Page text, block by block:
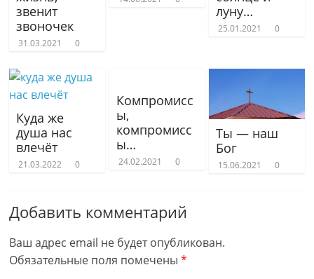
звенит
звоночек
31.03.2021 0
луну…
25.01.2021 0
Куда же
душа нас
влечёт
21.03.2022 0
Компромисс
ы,
компромисс
ы…
24.02.2021 0
Ты — наш
Бог
15.06.2021 0
Добавить комментарий
Ваш адрес email не будет опубликован.
Обязательные поля помечены*